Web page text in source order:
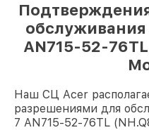
обслуживания
AN715-52-
Наш СЦ Acer
разрешениями для
7 AN715-52-76TL